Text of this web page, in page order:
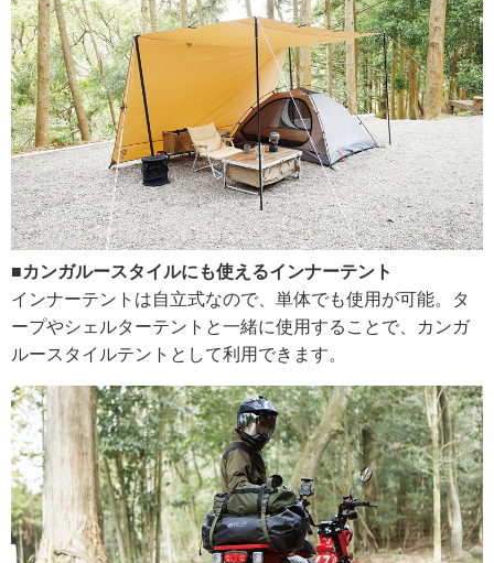
■カンガルースタイルにも使えるインナーテント
インナーテントは自立式なので、単体でも使用が可能。タ
ープやシェルターテントと一緒に使用することで、カンガ
ルースタイルテントとして利用できます。